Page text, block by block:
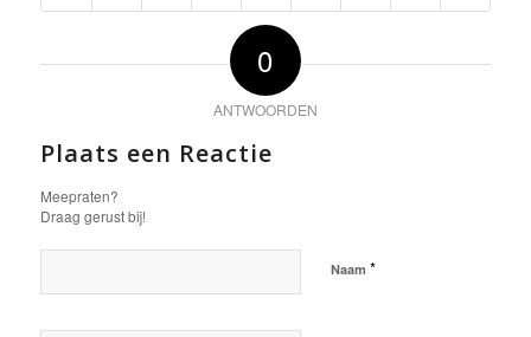
0
ANTWOORDEN
Plaats een Reactie
Meepraten?
Draag gerust bij!
Naam *